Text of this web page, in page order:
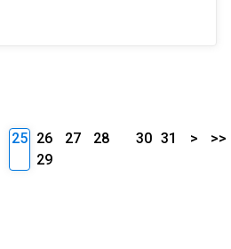
25 26 27
28
29
30 31 > >>